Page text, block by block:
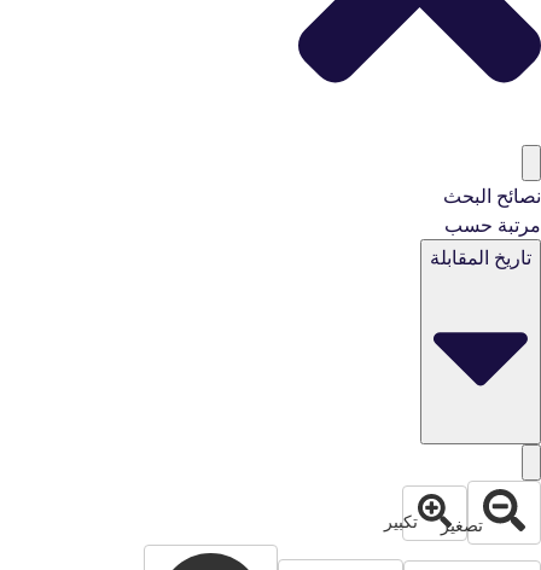
نصائح البحث
مرتبة حسب
تاريخ المقابلة
تصغير تكبير